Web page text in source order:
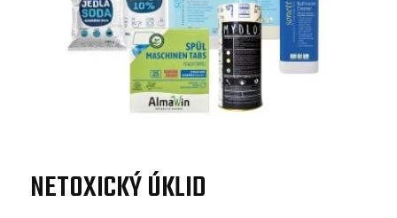
NETOXICKÝ ÚKLID